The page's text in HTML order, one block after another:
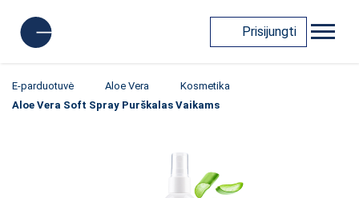
Prisijungti
E-parduotuvė Aloe Vera
Kosmetika
Aloe Vera Soft Spray Purškalas Vaikams